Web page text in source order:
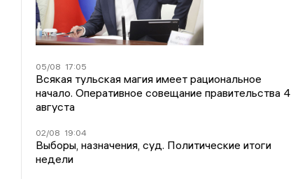
05/08 17:05
Всякая тульская магия имеет рациональное
начало. Оперативное совещание правительства 4
августа
02/08 19:04
Выборы, назначения, суд. Политические итоги
недели